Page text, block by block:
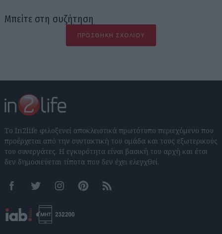
Μπείτε στη συζήτηση
ΠΡΟΣΘΉΚΗ ΣΧΟΛΊΟΥ
Το In2life φιλοξενεί αποκλειστικά πρωτότυπο περιεχόμενο που
προέρχεται από την συντακτική του ομάδα και τους εξωτερικούς
του συνεργάτες. Η εγκυρότητα είναι βασική του αρχή και έτσι
δεν δημοσιεύεται τίποτα που δεν έχει ελεγχθεί.
FacebookTwitter InstagramPinterestRSS feeds